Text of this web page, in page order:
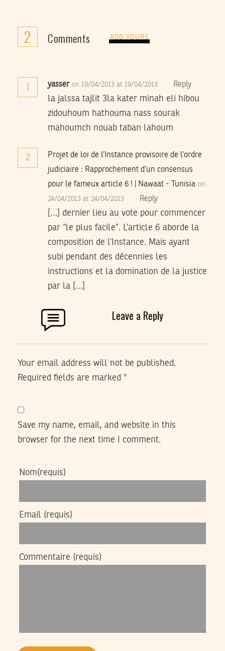
2 Comments ADD YOURS
1 yasser on 19/04/2013 at 19/04/2013 Reply
la jalssa tajlit 3la kater minah eli hibou
zidouhoum hathouma nass sourak
mahoumch nouab taban lahoum
2
Projet de loi de l’Instance provisoire de l’ordre
judiciaire : Rapprochement d’un consensus
pour le fameux article 6 ! | Nawaat - Tunisia on
24/04/2013 at 24/04/2013 Reply
[…] dernier lieu au vote pour commencer
par “le plus facile”. L’article 6 aborde la
composition de l’Instance. Mais ayant
subi pendant des décennies les
instructions et la domination de la justice
par la […]
Leave a Reply
Your email address will not be published.
Required fields are marked *
Save my name, email, and website in this
browser for the next time I comment.
Nom(requis)
Email (requis)
Commentaire (requis)